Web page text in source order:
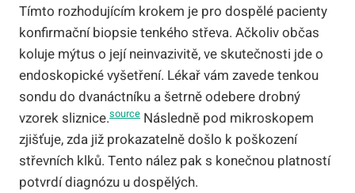
Tímto rozhodujícím krokem je pro dospělé pacienty
konfirmační biopsie tenkého střeva. Ačkoliv občas
koluje mýtus o její neinvazivitě, ve skutečnosti jde o
endoskopické vyšetření. Lékař vám zavede tenkou
sondu do dvanáctníku a šetrně odebere drobný
vzorek sliznice.source Následně pod mikroskopem
zjišťuje, zda již prokazatelně došlo k poškození
střevních klků. Tento nález pak s konečnou platností
potvrdí diagnózu u dospělých.